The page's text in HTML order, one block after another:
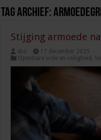
Tag Archief:
Stijging armoede
sbo
17 december 2025
Openbare orde en veiligheid ,